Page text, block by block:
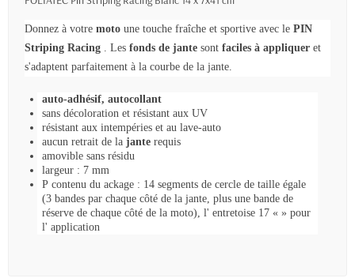
Donnez à votre moto une touche fraîche et sportive avec le PIN
Striping Racing . Les fonds de jante sont faciles à appliquer et
s'adaptent parfaitement à la courbe de la jante.
auto-adhésif, autocollant
sans décoloration et résistant aux UV
résistant aux intempéries et au lave-auto
aucun retrait de la jante requis
amovible sans résidu
largeur : 7 mm
P contenu du ackage : 14 segments de cercle de taille égale
(3 bandes par chaque côté de la jante, plus une bande de
réserve de chaque côté de la moto), l' entretoise 17 « » pour
l' application